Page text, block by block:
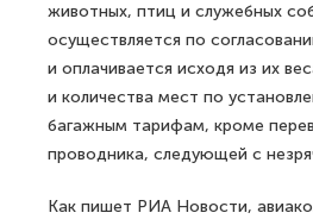
животных, птиц и служебных
осуществляется по
и оплачивается исходя из их
и количества мест по
багажным тарифам, кроме
проводника, следующей с
Как пишет РИА Новости,